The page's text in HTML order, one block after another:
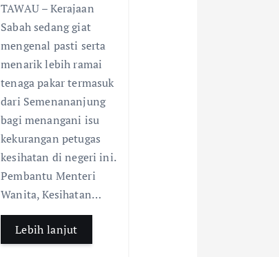
e
b
o
o
k
at
s
A
p
p
TAWAU – Kerajaan
Sabah sedang giat
mengenal pasti serta
menarik lebih ramai
tenaga pakar termasuk
dari Semenananjung
bagi menangani isu
kekurangan petugas
kesihatan di negeri ini.
Pembantu Menteri
Wanita, Kesihatan…
Lebih lanjut